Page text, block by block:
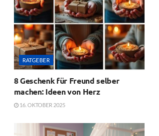
RATGEBER
8 Geschenk für Freund selber
machen: Ideen von Herz
16. OKTOBER 2025